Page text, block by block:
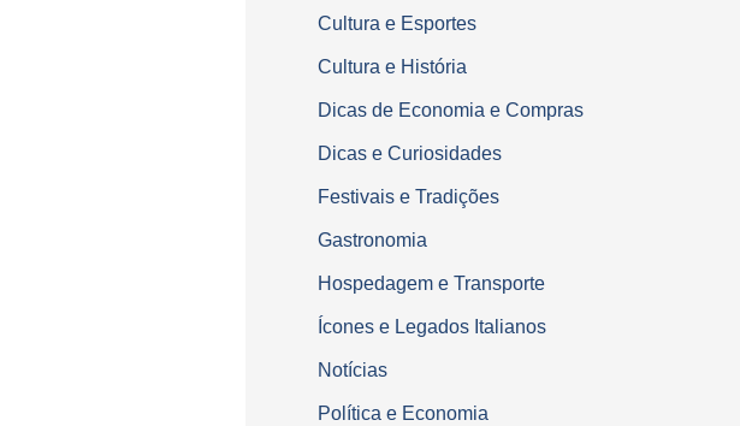
Cultura e Esportes
Cultura e História
Dicas de Economia e Compras
Dicas e Curiosidades
Festivais e Tradições
Gastronomia
Hospedagem e Transporte
Ícones e Legados Italianos
Notícias
Política e Economia